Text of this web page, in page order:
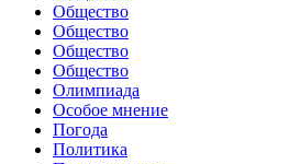
Общество
Общество
Общество
Общество
Олимпиада
Особое мнение
Погода
Политика